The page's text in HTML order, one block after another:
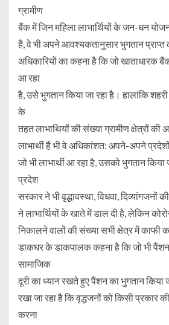
ग्रामीण
बैंक में जिन महिला लाभार्थियों के जन-धन
हैं, वे भी अपने आवश्यकतानुसार भुगतान
अधिकारियों का कहना है कि जो खाताधारक
आ रहा
है, उसे भुगतान किया जा रहा है। हालांकि
के
तहत लाभाथियों की संख्या ग्रामीण क्षेत्रों की
लाभार्थी हैं भी वे अधिकांशत: अपने-अपने
जो भी लाभार्थी आ रहा है, उसको भुगतान किया
प्रदेश
सरकार ने भी वृद्धावस्था, विधवा, दिव्यांगजनों
ने लाभार्थियों के खाते में डाल दी है, लेकिन
निकालने वालों की संख्या सभी क्षेत्र में
डाकघर के डाकपालक कहना है कि जो भी
सामाजिक
दूरी का ध्यान रखते हुए पैंशन का भुगतान किया
रखा जा रहा है कि वृद्धजनों को किसी प्रकार
करना